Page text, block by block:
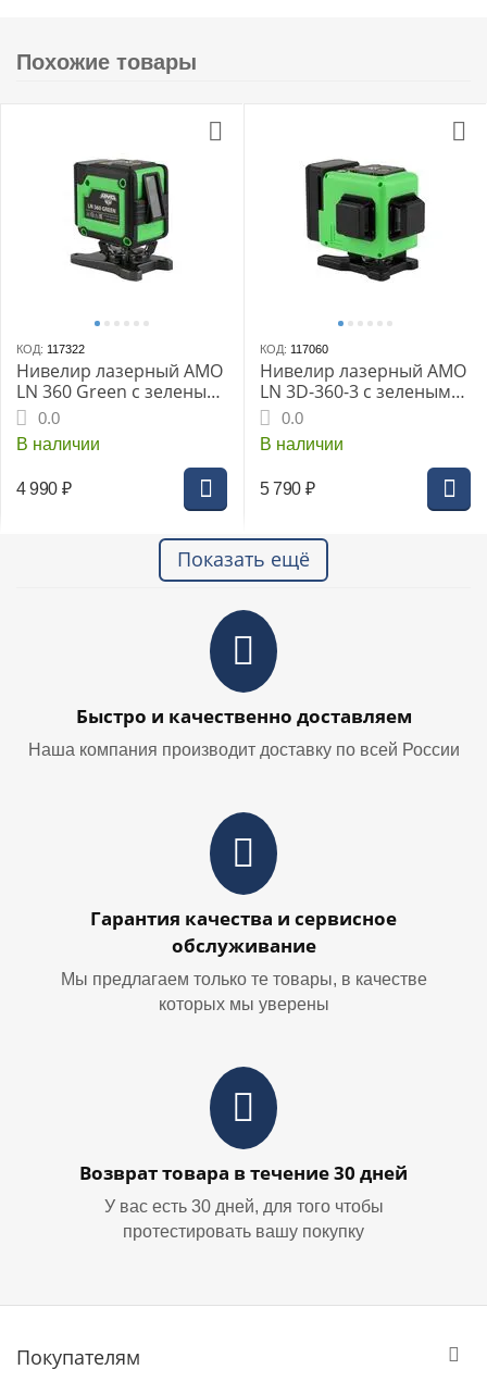
Похожие товары
КОД: 117322
Нивелир лазерный AMO
LN 360 Green с зеленым
лучом, 2 плоскости
0.0
В наличии
4 990 ₽
КОД: 117060
Нивелир лазерный AMO
LN 3D-360-3 с зеленым
лучом
0.0
В наличии
5 790 ₽
Показать ещё
Быстро и качественно доставляем
Наша компания производит доставку по всей России
Гарантия качества и сервисное
обслуживание
Мы предлагаем только те товары, в качестве
которых мы уверены
Возврат товара в течение 30 дней
У вас есть 30 дней, для того чтобы
протестировать вашу покупку
Покупателям